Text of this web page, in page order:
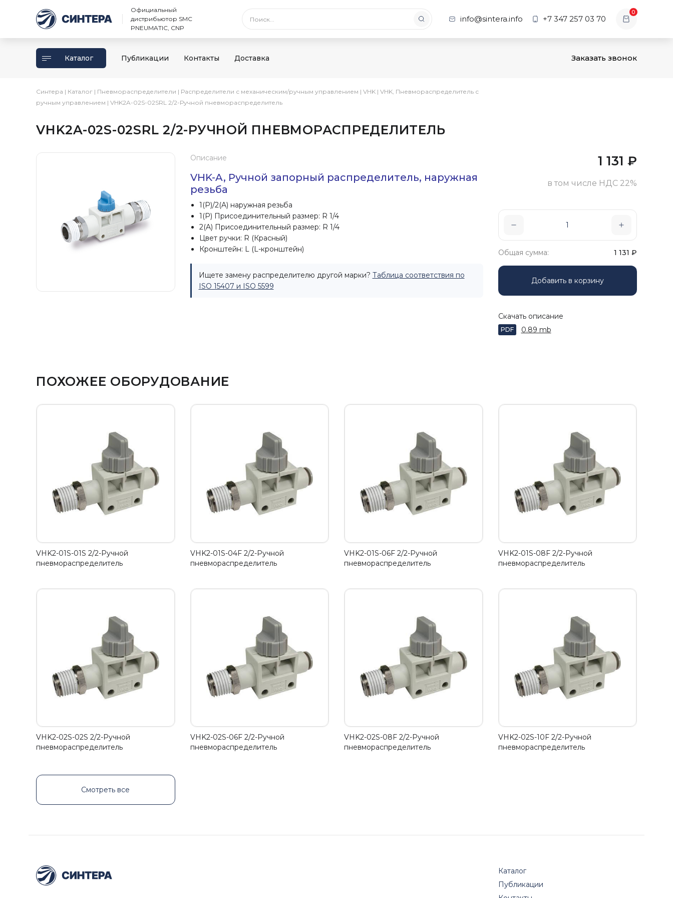
Официальный
дистрибьютор SMC
PNEUMATIC, CNP
info@sintera.info +7 347 257 03 70
0
Каталог Публикации Контакты Доставка Заказать звонок
Синтера | Каталог | Пневмораспределители | Распределители с механическим/ручным управлением | VHK | VHK, Пневмораспределитель с
ручным управлением | VHK2A-02S-02SRL 2/2-Ручной пневмораспределитель
VHK2A-02S-02SRL 2/2-РУЧНОЙ ПНЕВМОРАСПРЕДЕЛИТЕЛЬ
Описание
VHK-A, Ручной запорный распределитель, наружная
резьба
1(P)/2(A) наружная резьба
1(P) Присоединительный размер: R 1/4
2(A) Присоединительный размер: R 1/4
Цвет ручки: R (Красный)
Кронштейн: L (L-кронштейн)
Ищете замену распределителю другой марки? Таблица соответствия по
ISO 15407 и ISO 5599
1 131 ₽
в том числе НДС 22%
Общая сумма: 1 131 ₽
Добавить в корзину
Скачать описание
PDF 0.89 mb
ПОХОЖЕЕ ОБОРУДОВАНИЕ
VHK2-01S-01S 2/2-Ручной
пневмораспределитель
VHK2-01S-04F 2/2-Ручной
пневмораспределитель
VHK2-01S-06F 2/2-Ручной
пневмораспределитель
VHK2-01S-08F 2/2-Ручной
пневмораспределитель
VHK2-02S-02S 2/2-Ручной
пневмораспределитель
VHK2-02S-06F 2/2-Ручной
пневмораспределитель
VHK2-02S-08F 2/2-Ручной
пневмораспределитель
VHK2-02S-10F 2/2-Ручной
пневмораспределитель
Смотреть все
Каталог
Публикации